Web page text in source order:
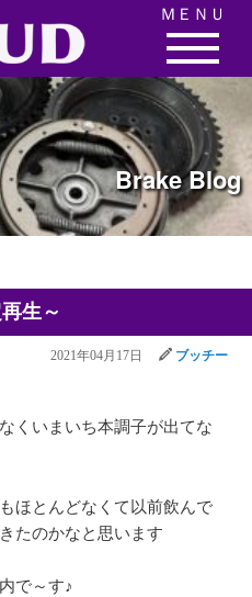
BrakeBlog
生～
2021年04月17日 ブッチー
くいまいち本調子が出てな
ほとんどなくて以前飲んで
たのかなと思います
で～す♪
ＭＥＮＵ